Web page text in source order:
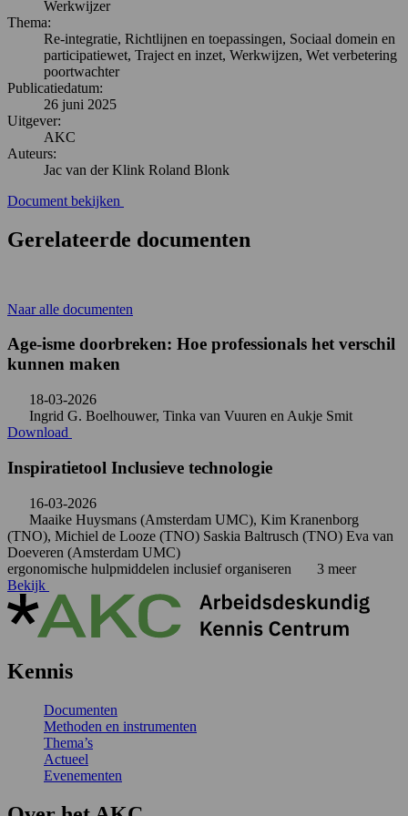
Werkwijzer
Thema:
Re-integratie, Richtlijnen en toepassingen, Sociaal domein en
participatiewet, Traject en inzet, Werkwijzen, Wet verbetering
poortwachter
Publicatiedatum:
26 juni 2025
Uitgever:
AKC
Auteurs:
Jac van der Klink Roland Blonk
Document bekijken
Gerelateerde documenten
Naar alle documenten
Age-isme doorbreken: Hoe professionals het verschil
kunnen maken
18-03-2026
Ingrid G. Boelhouwer, Tinka van Vuuren en Aukje Smit
Download
Inspiratietool Inclusieve technologie
16-03-2026
Maaike Huysmans (Amsterdam UMC), Kim Kranenborg
(TNO), Michiel de Looze (TNO) Saskia Baltrusch (TNO) Eva van
Doeveren (Amsterdam UMC)
ergonomische hulpmiddelen inclusief organiseren
3 meer
Bekijk
Kennis
Documenten
Methoden en instrumenten
Thema’s
Actueel
Evenementen